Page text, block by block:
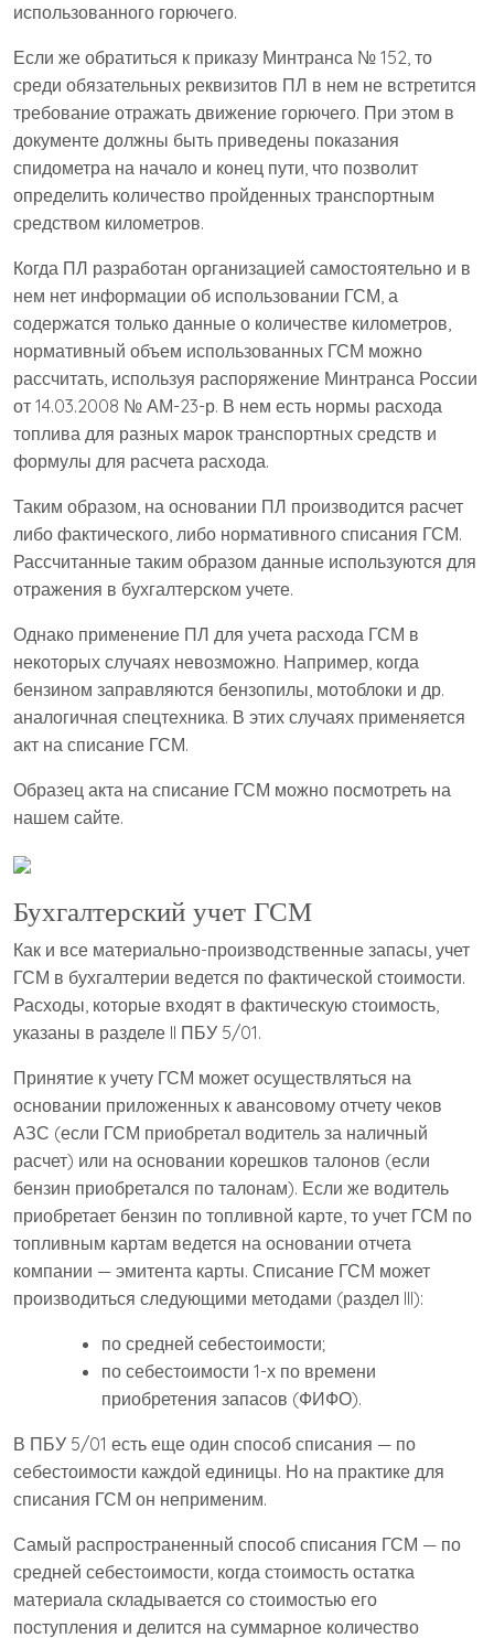
использованного горючего.
Если же обратиться к приказу Минтранса № 152, то
среди обязательных реквизитов ПЛ в нем не встретится
требование отражать движение горючего. При этом в
документе должны быть приведены показания
спидометра на начало и конец пути, что позволит
определить количество пройденных транспортным
средством километров.
Когда ПЛ разработан организацией самостоятельно и в
нем нет информации об использовании ГСМ, а
содержатся только данные о количестве километров,
нормативный объем использованных ГСМ можно
рассчитать, используя распоряжение Минтранса России
от 14.03.2008 № АМ-23-р. В нем есть нормы расхода
топлива для разных марок транспортных средств и
формулы для расчета расхода.
Таким образом, на основании ПЛ производится расчет
либо фактического, либо нормативного списания ГСМ.
Рассчитанные таким образом данные используются для
отражения в бухгалтерском учете.
Однако применение ПЛ для учета расхода ГСМ в
некоторых случаях невозможно. Например, когда
бензином заправляются бензопилы, мотоблоки и др.
аналогичная спецтехника. В этих случаях применяется
акт на списание ГСМ.
Образец акта на списание ГСМ можно посмотреть на
нашем сайте.
Бухгалтерский учет ГСМ
Как и все материально-производственные запасы, учет
ГСМ в бухгалтерии ведется по фактической стоимости.
Расходы, которые входят в фактическую стоимость,
указаны в разделе II ПБУ 5/01.
Принятие к учету ГСМ может осуществляться на
основании приложенных к авансовому отчету чеков
АЗС (если ГСМ приобретал водитель за наличный
расчет) или на основании корешков талонов (если
бензин приобретался по талонам). Если же водитель
приобретает бензин по топливной карте, то учет ГСМ по
топливным картам ведется на основании отчета
компании — эмитента карты. Списание ГСМ может
производиться следующими методами (раздел III):
по средней себестоимости;
по себестоимости 1-х по времени
приобретения запасов (ФИФО).
В ПБУ 5/01 есть еще один способ списания — по
себестоимости каждой единицы. Но на практике для
списания ГСМ он неприменим.
Самый распространенный способ списания ГСМ — по
средней себестоимости, когда стоимость остатка
материала складывается со стоимостью его
поступления и делится на суммарное количество